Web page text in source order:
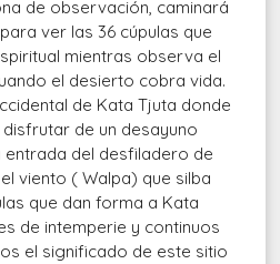
de observación, caminará
ver las 36 cúpulas que
mientras observa el
el desierto cobra vida.
de Kata Tjuta donde
de un desayuno
entrada del desfiladero de
viento ( Walpa) que silba
que dan forma a Kata
de intemperie y continuos
el significado de este sitio